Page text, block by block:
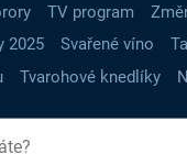
TV program
2025 Svařené víno
Tvarohové knedlíky